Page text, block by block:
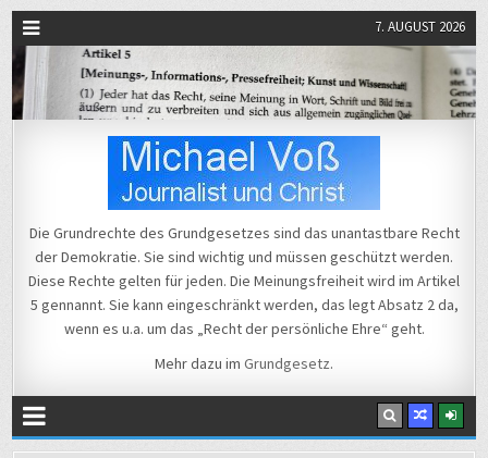
7. AUGUST 2026
Michael Voß
Die Grundrechte des Grundgesetzes sind das unantastbare Recht
der Demokratie. Sie sind wichtig und müssen geschützt werden.
Diese Rechte gelten für jeden. Die Meinungsfreiheit wird im Artikel
5 gennannt. Sie kann eingeschränkt werden, das legt Absatz 2 da,
wenn es u.a. um das „Recht der persönliche Ehre“ geht.
Mehr dazu im Grundgesetz.